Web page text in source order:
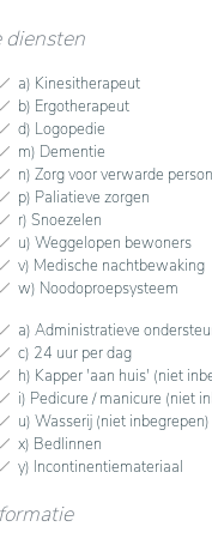
diensten
a) Kinesitherapeut
b) Ergotherapeut
d) Logopedie
m) Dementie
n) Zorg voor verwarde
p) Paliatieve zorgen
r) Snoezelen
u) Weggelopen bewoners
v) Medische nachtbewaking
w) Noodoproepsysteem
a) Administratieve
c) 24 uur per dag
h) Kapper 'aan huis' (niet
i) Pedicure / manicure (niet
u) Wasserij (niet inbegrepen)
x) Bedlinnen
y) Incontinentiemateriaal